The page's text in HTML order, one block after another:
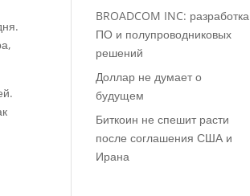
BROADCOM INC: разработка
ПО и полупроводниковых
решений
Доллар не думает о
будущем
Биткоин не спешит расти
после соглашения США и
Ирана